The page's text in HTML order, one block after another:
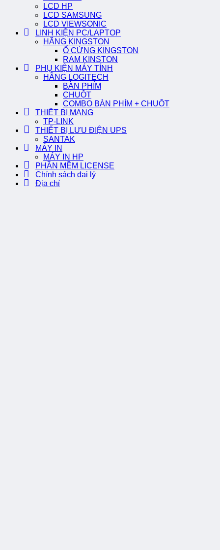
LCD HP
LCD SAMSUNG
LCD VIEWSONIC
LINH KIỆN PC/LAPTOP
HÃNG KINGSTON
Ổ CỨNG KINGSTON
RAM KINSTON
PHỤ KIỆN MÁY TÍNH
HÃNG LOGITECH
BÀN PHÍM
CHUỘT
COMBO BÀN PHÍM + CHUỘT
THIẾT BỊ MẠNG
TP-LINK
THIẾT BỊ LƯU ĐIỆN UPS
SANTAK
MÁY IN
MÁY IN HP
PHẦN MỀM LICENSE
Chính sách đại lý
Địa chỉ